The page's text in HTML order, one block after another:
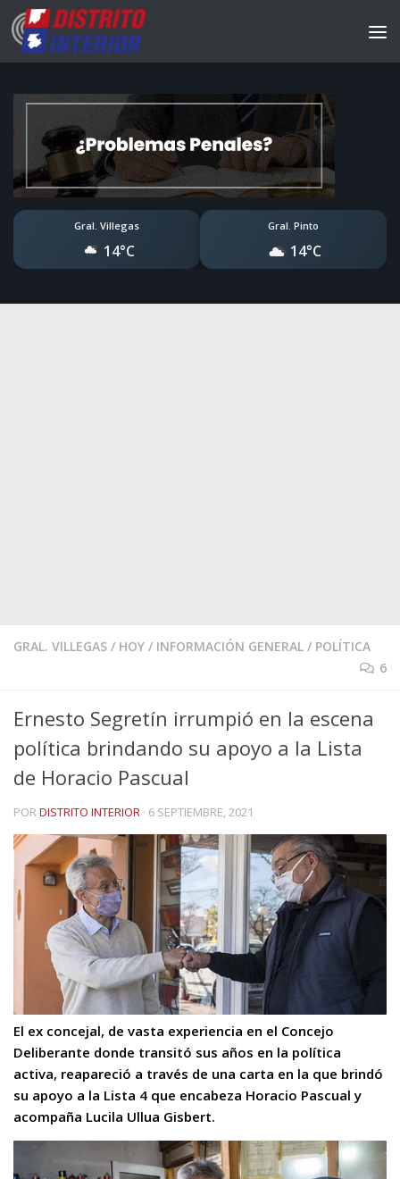
Gral. Villegas
14°C
Gral. Pinto
14°C
GRAL. VILLEGAS / HOY / INFORMACIÓN GENERAL / POLÍTICA
6
Ernesto Segretín irrumpió en la escena
política brindando su apoyo a la Lista
de Horacio Pascual
PORDISTRITO INTERIOR · 6 SEPTIEMBRE, 2021
El ex concejal, de vasta experiencia en el Concejo
Deliberante donde transitó sus años en la política
activa, reapareció a través de una carta en la que brindó
su apoyo a la Lista 4 que encabeza Horacio Pascual y
acompaña Lucila Ullua Gisbert.